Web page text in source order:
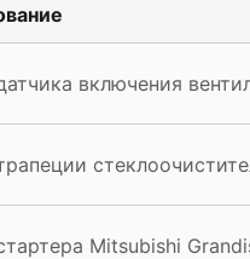
включения
Mitsubishi